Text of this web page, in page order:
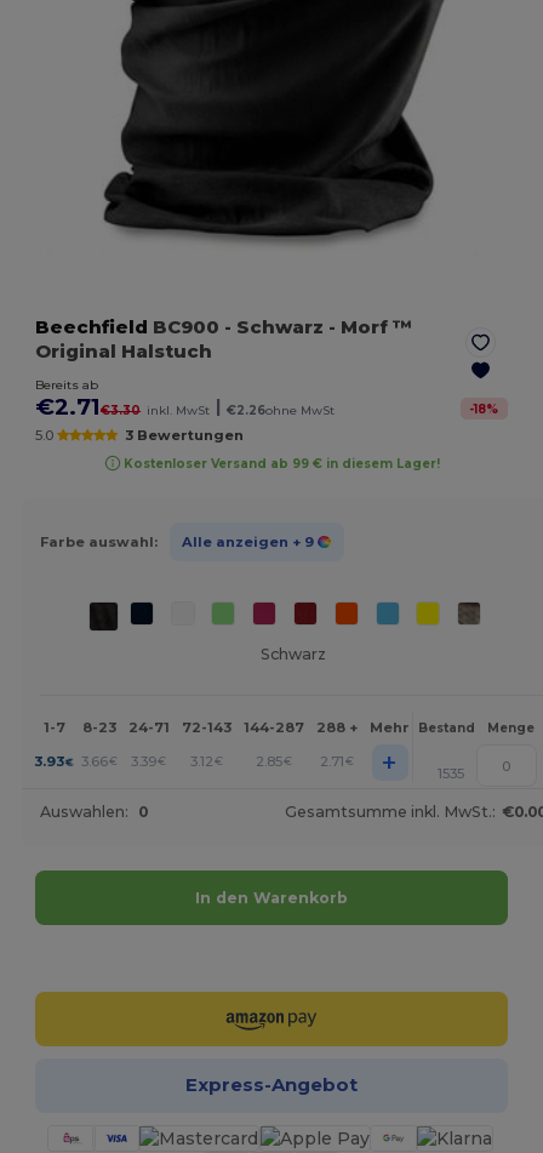
Beechfield BC900 - Schwarz - Morf ™
Original Halstuch
Bereits ab
€2.71€3.30 inkl. MwSt | €2.26ohne MwSt -18%
5.0 3 Bewertungen
Kostenloser Versand ab 99 € in diesem Lager!
Farbe auswahl: Alle anzeigen + 9
Schwarz
1-7 8-23 24-71 72-143 144-287 288 + Mehr Bestand Menge
3.93€ 3.66€ 3.39€ 3.12€ 2.85€ 2.71€ + 1535
Auswahlen: 0 Gesamtsumme inkl. MwSt.:
In den Warenkorb
Express-Angebot